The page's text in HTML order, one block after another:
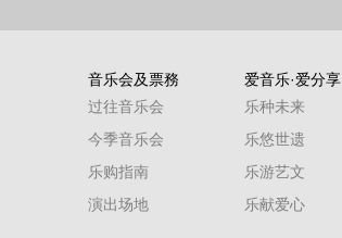
音乐会及票務
过往音乐会
今季音乐会
乐购指南
演出场地
爱音乐·爱分享
乐种未来
乐悠世遗
乐游艺文
乐献爱心